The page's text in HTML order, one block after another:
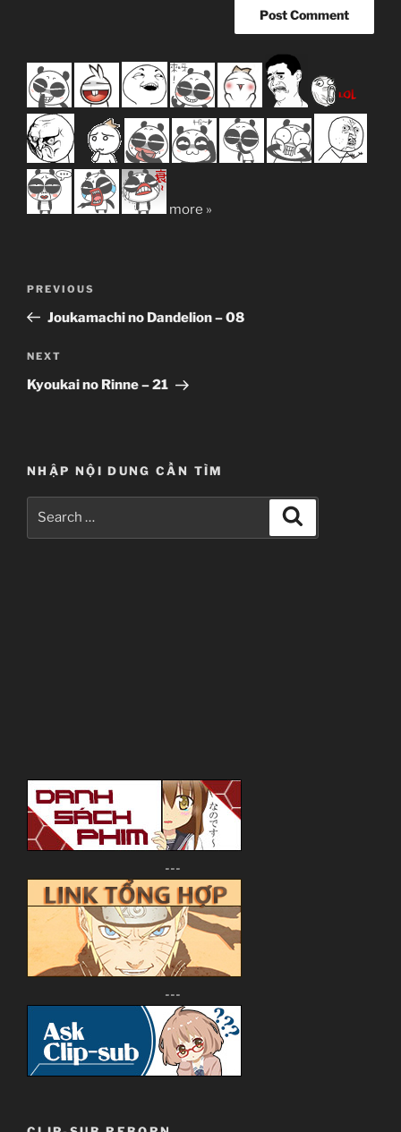
more »
Previous
Post
PREVIOUS
Joukamachi no Dandelion – 08
Next
Post
NEXT
Kyoukai no Rinne – 21
NHẬP NỘI DUNG CẦN TÌM
---
---